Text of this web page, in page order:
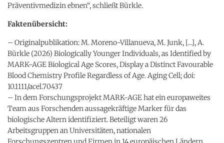
Präventivmedizin ebnen“, schließt Bürkle.
Faktenübersicht:
– Originalpublikation: M. Moreno-Villanueva, M. Junk, […], A.
Bürkle (2026) Biologically Younger Individuals, as Identified by
MARK-AGE Biological Age Scores, Display a Distinct Favourable
Blood Chemistry Profile Regardless of Age. Aging Cell; doi:
10.1111/acel.70437
– In dem Forschungsprojekt MARK-AGE hat ein europaweites
Team aus Forschenden aussagekräftige Marker für das
biologische Altern identifiziert. Beteiligt waren 26
Arbeitsgruppen an Universitäten, nationalen